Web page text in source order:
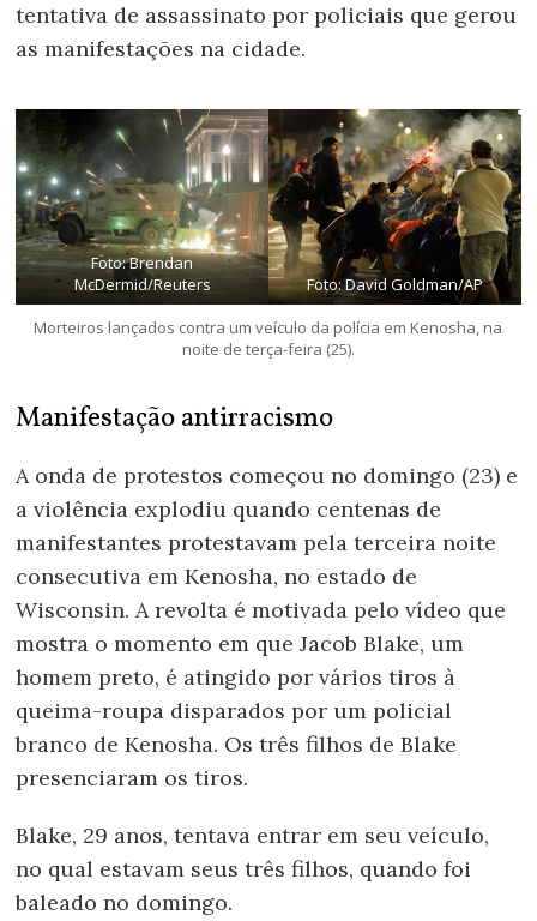
tentativa de assassinato por policiais que gerou
as manifestações na cidade.
Foto: Brendan
McDermid/Reuters
Foto: David Goldman/AP
Morteiros lançados contra um veículo da polícia em Kenosha, na
noite de terça-feira (25).
Manifestação antirracismo
A onda de protestos começou no domingo (23) e
a violência explodiu quando centenas de
manifestantes protestavam pela terceira noite
consecutiva em Kenosha, no estado de
Wisconsin. A revolta é motivada pelo vídeo que
mostra o momento em que Jacob Blake, um
homem preto, é atingido por vários tiros à
queima-roupa disparados por um policial
branco de Kenosha. Os três filhos de Blake
presenciaram os tiros.
Blake, 29 anos, tentava entrar em seu veículo,
no qual estavam seus três filhos, quando foi
baleado no domingo.